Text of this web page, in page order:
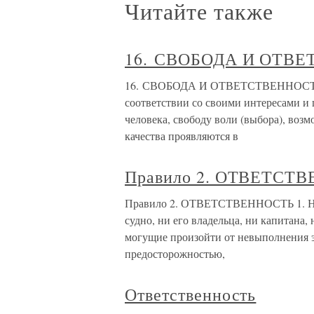
Читайте также
16. СВОБОДА И
16. СВОБОДА И ОТВЕТСТВЕННОСТЬ
соответствии со своими интересами
человека, свободу воли (выбора),
качества проявляются в
Правило 2.
Правило 2. ОТВЕТСТВЕННОСТЬ 1.
судно, ни его владельца, ни капитана,
могущие произойти от невыполнения
предосторожностью,
Ответственность